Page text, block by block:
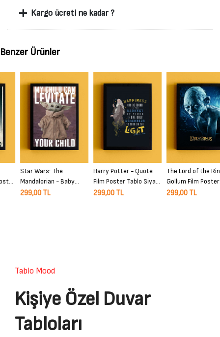
+ Kargo ücreti ne kadar ?
Benzer Ürünler
Star Wars: The
Mandalorian - Baby
Yoda Film Poster Tablo
299,00 TL
Harry Potter - Quote
Film Poster Tablo Siyah
Çerçeveli Yüksek Kalite
299,00 TL
The Lord of the Rings -
Gollum Film Poster
Tablo Siyah Çerçeveli
299,00 TL
Tablo Mood
Kişiye Özel Duvar
Tabloları